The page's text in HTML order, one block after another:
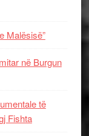
Malësisë”
në Burgun
të
Fishta